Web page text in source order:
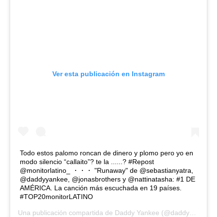
Ver esta publicación en Instagram
Todo estos palomo roncan de dinero y plomo pero yo en
modo silencio “callaito”? te la ......? #Repost
@monitorlatino_ ・・・ "Runaway" de @sebastianyatra,
@daddyyankee, @jonasbrothers y @nattinatasha: #1 DE
AMÉRICA. La canción más escuchada en 19 países.
#TOP20monitorLATINO
Una publicación compartida de Daddy Yankee (@daddyyankee) el